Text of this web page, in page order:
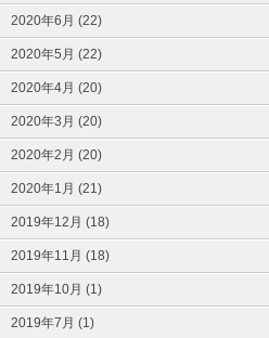
2020年6月 (22)
2020年5月 (22)
2020年4月 (20)
2020年3月 (20)
2020年2月 (20)
2020年1月 (21)
2019年12月 (18)
2019年11月 (18)
2019年10月 (1)
2019年7月 (1)